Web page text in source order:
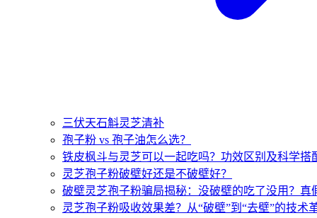
三伏天石斛灵芝清补
孢子粉 vs 孢子油怎么选？
铁皮枫斗与灵芝可以一起吃吗？功效区别及科学搭
灵芝孢子粉破壁好还是不破壁好？
破壁灵芝孢子粉骗局揭秘：没破壁的吃了没用？真
灵芝孢子粉吸收效果差？从“破壁”到“去壁”的技术